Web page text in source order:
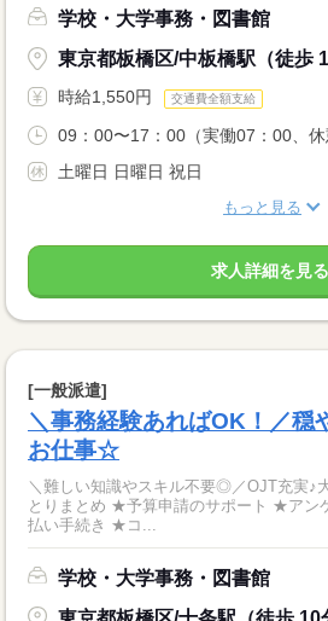
学校・大学事務・図書館
東京都板橋区/中板橋駅（徒歩
時給1,550円 交通費全額支給
09：00〜17：00（実働07：00、休
土曜日 日曜日 祝日
もっと見る
求人詳細を見る
[一般派遣]
＼事務経験あればOK！／
お仕事☆
＼難しい知識やスキル不要◎／OJT充実♪
とりまとめ ★予算申請のサポート ★アン
払い手続き ★コ...
学校・大学事務・図書館